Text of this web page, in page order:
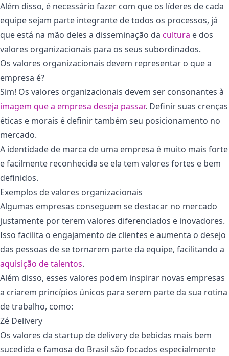
Além disso, é necessário fazer com que os líderes de cada
equipe sejam parte integrante de todos os processos, já
que está na mão deles a disseminação da cultura e dos
valores organizacionais para os seus subordinados.
Os valores organizacionais devem representar o que a
empresa é?
Sim! Os valores organizacionais devem ser consonantes à
imagem que a empresa deseja passar. Definir suas crenças
éticas e morais é definir também seu posicionamento no
mercado.
A identidade de marca de uma empresa é muito mais forte
e facilmente reconhecida se ela tem valores fortes e bem
definidos.
Exemplos de valores organizacionais
Algumas empresas conseguem se destacar no mercado
justamente por terem valores diferenciados e inovadores.
Isso facilita o engajamento de clientes e aumenta o desejo
das pessoas de se tornarem parte da equipe, facilitando a
aquisição de talentos.
Além disso, esses valores podem inspirar novas empresas
a criarem princípios únicos para serem parte da sua rotina
de trabalho, como:
Zé Delivery
Os valores da startup de delivery de bebidas mais bem
sucedida e famosa do Brasil são focados especialmente